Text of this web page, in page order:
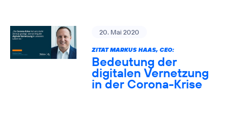
20. Mai 2020
ZITAT MARKUS HAAS, CEO:
Bedeutung der
digitalen Vernetzung
in der Corona-Krise